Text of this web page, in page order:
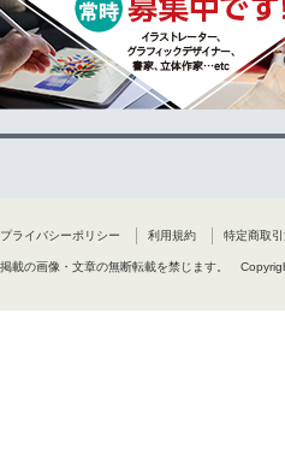
プライバシーポリシー 利用規約 特定商取
掲載の画像・文章の無断転載を禁じます。